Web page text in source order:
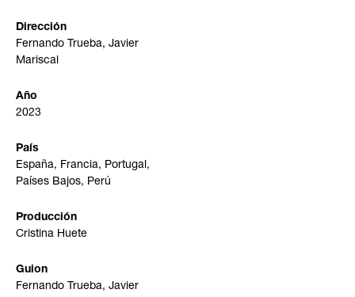
Dirección
Fernando Trueba, Javier
Mariscal
Año
2023
País
España, Francia, Portugal,
Países Bajos, Perú
Producción
Cristina Huete
Guion
Fernando Trueba, Javier